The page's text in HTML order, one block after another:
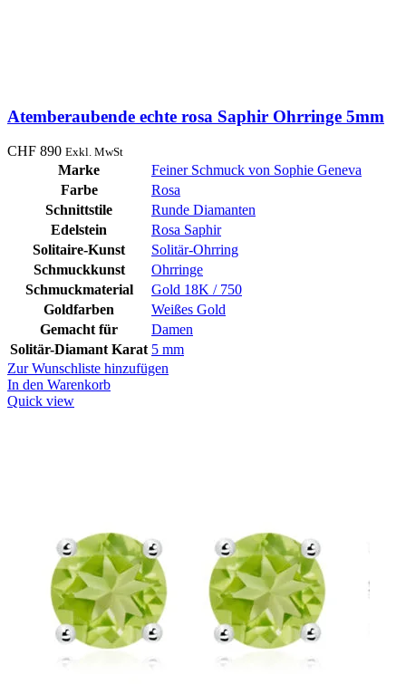
Atemberaubende echte rosa Saphir Ohrringe 5mm
CHF 890 Exkl. MwSt
Marke
Feiner Schmuck von Sophie Geneva
Farbe
Rosa
Schnittstile
Runde Diamanten
Edelstein
Rosa Saphir
Solitaire-Kunst
Solitär-Ohrring
Schmuckkunst
Ohrringe
Schmuckmaterial
Gold 18K / 750
Goldfarben
Weißes Gold
Gemacht für
Damen
Solitär-Diamant Karat 5 mm
Zur Wunschliste hinzufügen
In den Warenkorb
Quick view